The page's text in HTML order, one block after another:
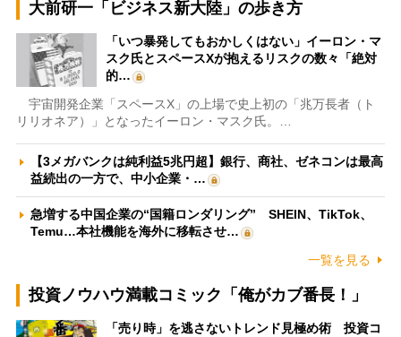
大前研一「ビジネス新大陸」の歩き方
「いつ暴発してもおかしくはない」イーロン・マ
スク氏とスペースXが抱えるリスクの数々「絶対
的…
宇宙開発企業「スペースX」の上場で史上初の「兆万長者（ト
リリオネア）」となったイーロン・マスク氏。…
【3メガバンクは純利益5兆円超】銀行、商社、ゼネコンは最高
益続出の一方で、中小企業・…
急増する中国企業の“国籍ロンダリング” SHEIN、TikTok、
Temu…本社機能を海外に移転させ…
一覧を見る
投資ノウハウ満載コミック「俺がカブ番長！」
「売り時」を逃さないトレンド見極め術 投資コ